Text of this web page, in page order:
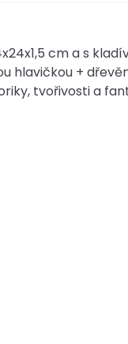
cm a s
hlavičkou +
tvořivosti a